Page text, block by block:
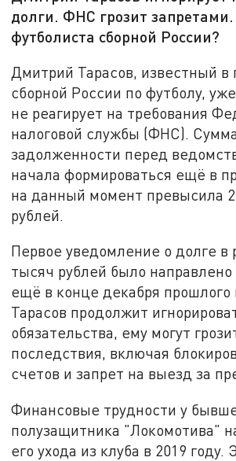
долги. ФНС грозит
футболиста сборной России?
Дмитрий Тарасов, известный в
сборной России по футболу,
не реагирует на требования
налоговой службы (ФНС).
задолженности перед
начала формироваться ещё в
на данный момент превысила
рублей.
Первое уведомление о долге в
тысяч рублей было
ещё в конце декабря прошлого
Тарасов продолжит
обязательства, ему могут
последствия, включая
счетов и запрет на выезд за
Финансовые трудности у
полузащитника "Локомотива"
его ухода из клуба в 2019 году.